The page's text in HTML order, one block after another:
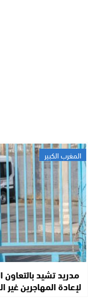
المغرب الكبير
مدريد تشيد
لإعادة المهاجرين